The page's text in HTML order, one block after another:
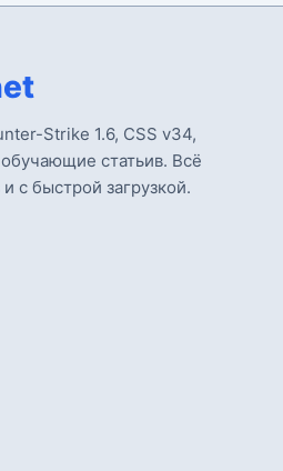
Strike 1.6, CSS v34,
статьив. Всё
с быстрой загрузкой.